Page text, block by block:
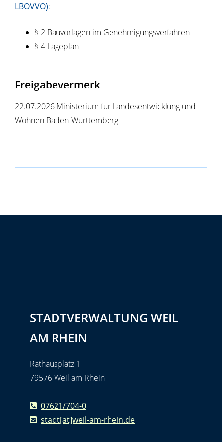
LBOVVO):
§ 2 Bauvorlagen im Genehmigungsverfahren
§ 4 Lageplan
Freigabevermerk
22.07.2026 Ministerium für Landesentwicklung und
Wohnen Baden-Württemberg
STADTVERWALTUNG WEIL
AM RHEIN
Rathausplatz 1
79576 Weil am Rhein
07621/704-0
stadt[at]weil-am-rhein.de